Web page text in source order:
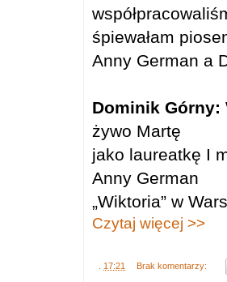
śpiewałam
Anny German a
Dominik Górny:
żywo Martę
jako laureatkę I
Anny German
„Wiktoria” w
Czytaj więcej >>
17:21 Brak komentarzy: